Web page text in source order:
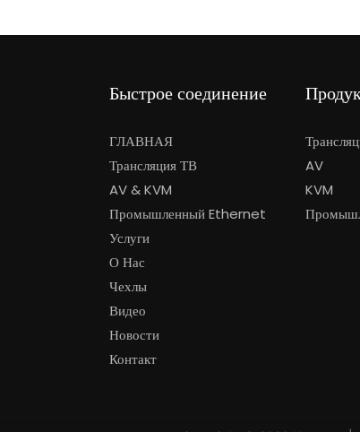
Быстрое соединение
ГЛАВНАЯ
Трансляция ТВ
AV & KVM
Промышленный Ethernet
Услуги
О Нас
Чехлы
Видео
Новости
Контакт
AV
KVM